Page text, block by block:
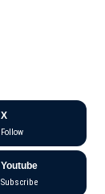
X
Follow
Youtube
Subscribe